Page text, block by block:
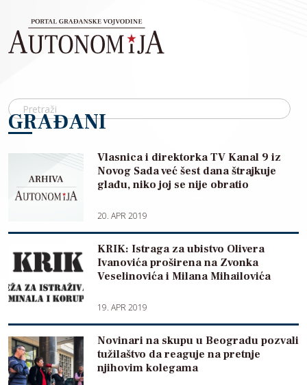
GRAĐANI
Vlasnica i direktorka TV Kanal 9 iz
Novog Sada već šest dana štrajkuje
glađu, niko joj se nije obratio
20. APR 2019
KRIK: Istraga za ubistvo Olivera
Ivanovića proširena na Zvonka
Veselinovića i Milana Mihailovića
19. APR 2019
Novinari na skupu u Beogradu pozvali
tužilaštvo da reaguje na pretnje
njihovim kolegama